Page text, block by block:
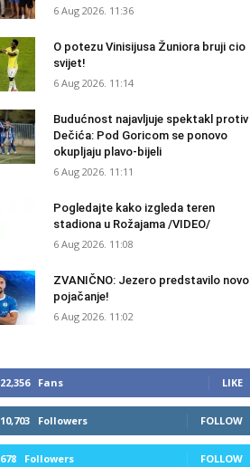
6 Aug 2026. 11:36
O potezu Vinisijusa Žuniora bruji cio
svijet!
6 Aug 2026. 11:14
Budućnost najavljuje spektakl protiv
Dečića: Pod Goricom se ponovo
okupljaju plavo-bijeli
6 Aug 2026. 11:11
Pogledajte kako izgleda teren
stadiona u Rožajama /VIDEO/
6 Aug 2026. 11:08
ZVANIČNO: Jezero predstavilo novo
pojačanje!
6 Aug 2026. 11:02
22,356 Fans LIKE
10,703 Followers FOLLOW
678 Followers FOLLOW